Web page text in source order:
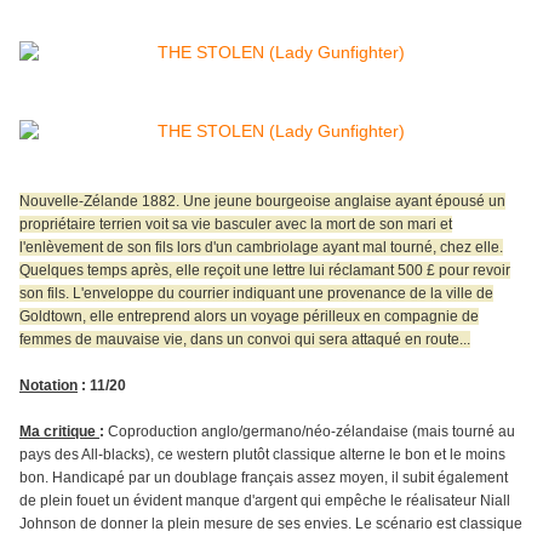
Nouvelle-Zélande 1882. Une jeune bourgeoise anglaise ayant épousé un
propriétaire terrien voit sa vie basculer avec la mort de son mari et
l'enlèvement de son fils lors d'un cambriolage ayant mal tourné, chez elle.
Quelques temps après, elle reçoit une lettre lui réclamant 500 £ pour revoir
son fils. L'enveloppe du courrier indiquant une provenance de la ville de
Goldtown, elle entreprend alors un voyage périlleux en compagnie de
femmes de mauvaise vie, dans un convoi qui sera attaqué en route...
Notation : 11/20
Ma critique : Coproduction anglo/germano/néo-zélandaise (mais tourné au
pays des All-blacks), ce western plutôt classique alterne le bon et le moins
bon. Handicapé par un doublage français assez moyen, il subit également
de plein fouet un évident manque d'argent qui empêche le réalisateur Niall
Johnson de donner la plein mesure de ses envies. Le scénario est classique